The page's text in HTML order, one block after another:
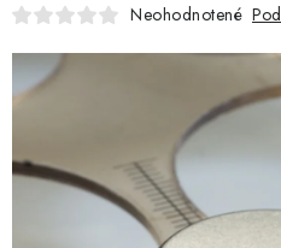
OSTATNÉ MAGNETY
NEREZOVÉ MATERIÁLY
O nás Obchodné podmienky
Odstúpenie od zmluvy
Neohodnotené